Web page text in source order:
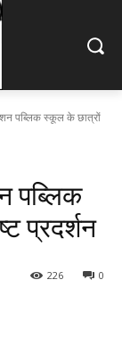
पब्लिक स्कूल के छात्रों
पब्लिक
प्रदर्शन
0
226